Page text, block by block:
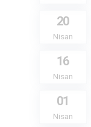
20
Nisan
16
Nisan
01
Nisan